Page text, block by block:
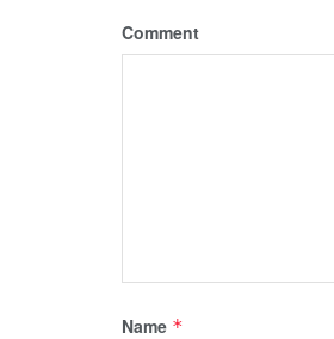
Comment
Name *